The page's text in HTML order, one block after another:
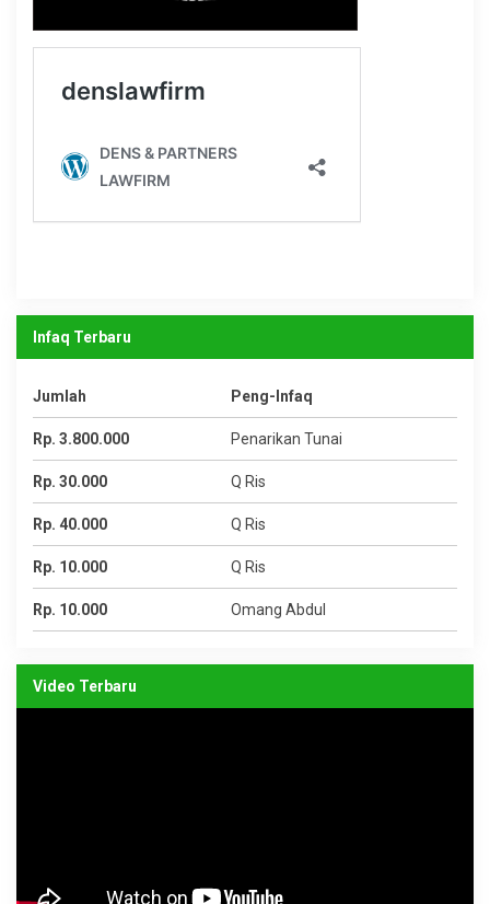
Infaq Terbaru
Jumlah Peng-Infaq
Rp. 3.800.000 Penarikan Tunai
Rp. 30.000 Q Ris
Rp. 40.000 Q Ris
Rp. 10.000 Q Ris
Rp. 10.000 Omang Abdul
Video Terbaru